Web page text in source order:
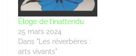
Éloge de l’inattendu
25 mars 2024
Dans "Les réverbères :
arts vivants"